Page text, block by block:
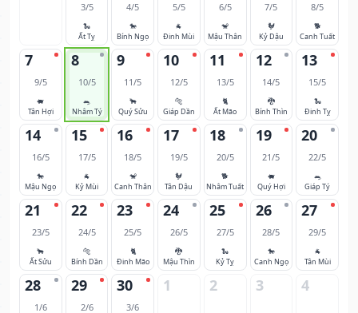
3/5
🐍
Ất Tỵ
4/5
🐎
Bính Ngọ
5/5
🐐
Đinh Mùi
6/5
🐒
Mậu Thân
7/5
🐓
Kỷ Dậu
8/5
🐕
Canh Tuất
7
9/5
🐖
Tân Hợi
8
10/5
🐀
Nhâm Tý
9
11/5
🐂
Quý Sửu
10
12/5
🐅
Giáp Dần
11
13/5
🐈
Ất Mão
12
14/5
🐉
Bính Thìn
13
15/5
🐍
Đinh Tỵ
14
16/5
🐎
Mậu Ngọ
15
17/5
🐐
Kỷ Mùi
16
18/5
🐒
Canh Thân
17
19/5
🐓
Tân Dậu
18
20/5
🐕
Nhâm Tuất
19
21/5
🐖
Quý Hợi
20
22/5
🐀
Giáp Tý
21
23/5
🐂
Ất Sửu
22
24/5
🐅
Bính Dần
23
25/5
🐈
Đinh Mão
24
26/5
🐉
Mậu Thìn
25
27/5
🐍
Kỷ Tỵ
26
28/5
🐎
Canh Ngọ
27
29/5
🐐
Tân Mùi
28
1/6
29
2/6
30
3/6
1 2 3 4